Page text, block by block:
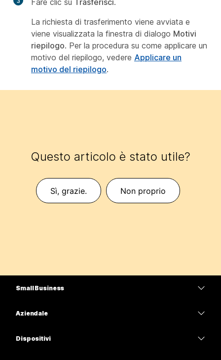
Fare clic su Trasferisci.
La richiesta di trasferimento viene avviata e
viene visualizzata la finestra di dialogo Motivi
riepilogo. Per la procedura su come applicare un
motivo del riepilogo, vedere Applicare un
motivo del riepilogo.
Questo articolo è stato utile?
Sì, grazie. Non proprio
Small Business
Aziendale
Dispositivi